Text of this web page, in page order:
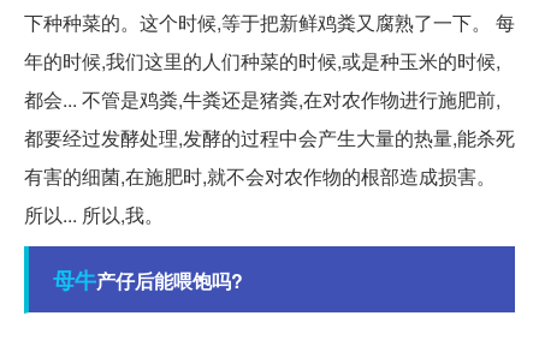
下种种菜的。这个时候,等于把新鲜鸡粪又腐熟了一下。 每
年的时候,我们这里的人们种菜的时候,或是种玉米的时候,
都会... 不管是鸡粪,牛粪还是猪粪,在对农作物进行施肥前,
都要经过发酵处理,发酵的过程中会产生大量的热量,能杀死
有害的细菌,在施肥时,就不会对农作物的根部造成损害。
所以... 所以,我。
母牛产仔后能喂饱吗?